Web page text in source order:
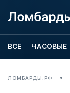
ВСЕ ЧАСОВЫЕ
ЛОМБАРДЫ.РФ